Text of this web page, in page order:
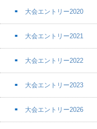
大会エントリー2020
大会エントリー2021
大会エントリー2022
大会エントリー2023
大会エントリー2026